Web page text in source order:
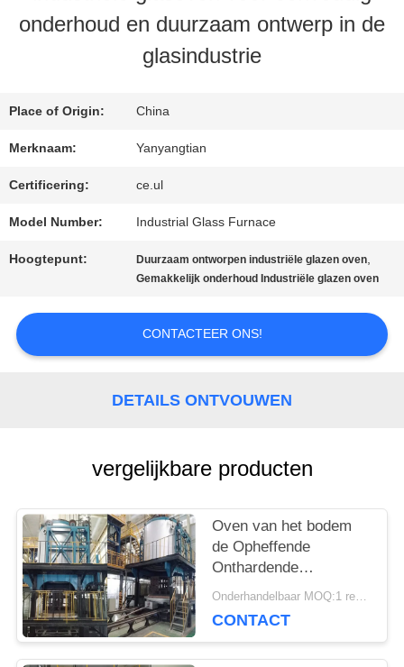
KWALITEITSCONTROLE
GEVALLEN
VRAAG
OFFERTE
SITEMAP
PRIVACY
POLICY
onderhoud en duurzaam ontwerp in de
glasindustrie
Place of Origin: China
Merknaam: Yanyangtian
Certificering: ce.ul
Model Number: Industrial Glass Furnace
Hoogtepunt: Duurzaam ontworpen industriële glazen oven,
Gemakkelijk onderhoud Industriële glazen oven
CONTACTEER ONS!
DETAILS ONTVOUWEN
vergelijkbare producten
Oven van het bodem
de Opheffende
Onthardende
Industriële Glas 1000℃Onderhandelbaar MOQ:1 reeks
CONTACT